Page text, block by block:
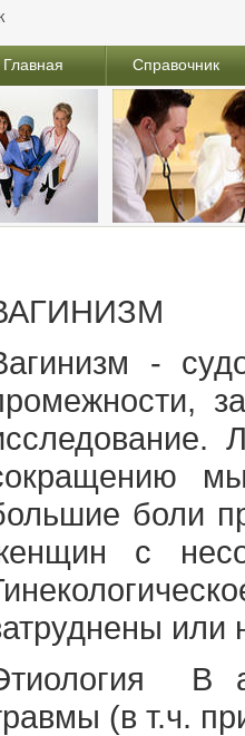
Главная Справочник
-
боли
с
или
В
(в т.ч.